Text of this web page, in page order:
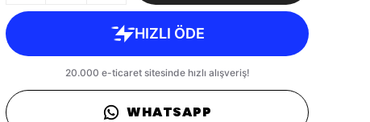
WHATSAPP